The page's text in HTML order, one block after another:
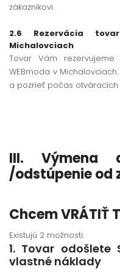
zákazníkovi.
2.6 Rezervácia
Michalovciach
Tovar Vám
WEBmoda v
a pozrieť počas
III. Výmena
/odstúpenie od
Chcem VRÁTIŤ
Existujú 2 možnosti:
1. Tovar odošlete
vlastné náklady